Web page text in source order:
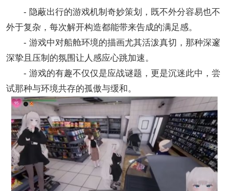
- 隐蔽出行的游戏机制奇妙策划，既不外分容易也不
外于复杂，每次解开构造都能带来告成的满足感。
- 游戏中对船舱环境的描画尤其活泼真切，那种深邃
深挚且压制的氛围让人感应心跳加速。
- 游戏的有趣不仅仅是应战谜题，更是沉迷此中，尝
试那种与环境共存的孤傲与缓和。